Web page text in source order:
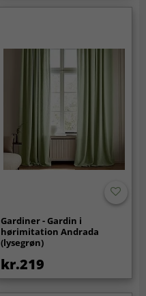
Gardiner - Gardin i
hørimitation Andrada
(lysegrøn)
kr.219